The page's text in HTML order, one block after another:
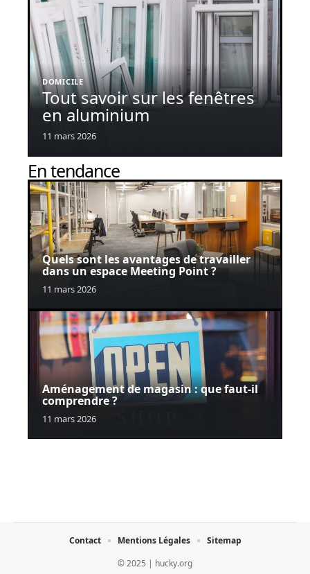
DOMICILE
Tout savoir sur les fenêtres
en aluminium
11 mars 2026
En tendance
Quels sont les avantages de travailler
dans un espace Meeting Point ?
11 mars 2026
Aménagement de magasin : que faut-il
comprendre ?
11 mars 2026
© 2025 | hucky.org
Contact Mentions Légales Sitemap